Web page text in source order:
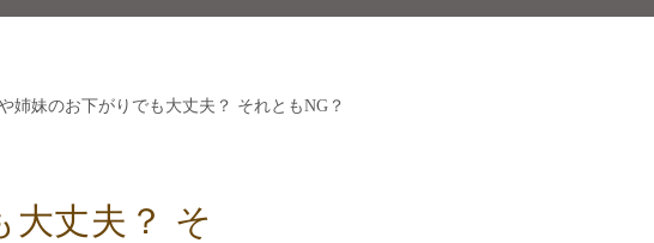
姉妹のお下がりでも大丈夫？ それともNG？
大丈夫？ そ